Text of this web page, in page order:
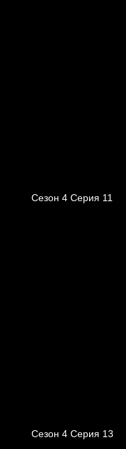
Сезон 4 Серия 11
Сезон 4 Серия 13